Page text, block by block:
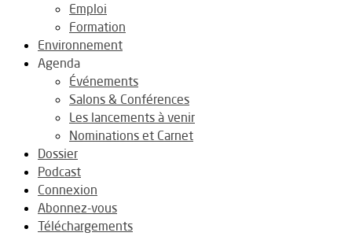
Emploi
Formation
Environnement
Agenda
Événements
Salons & Conférences
Les lancements à venir
Nominations et Carnet
Dossier
Podcast
Connexion
Abonnez-vous
Téléchargements